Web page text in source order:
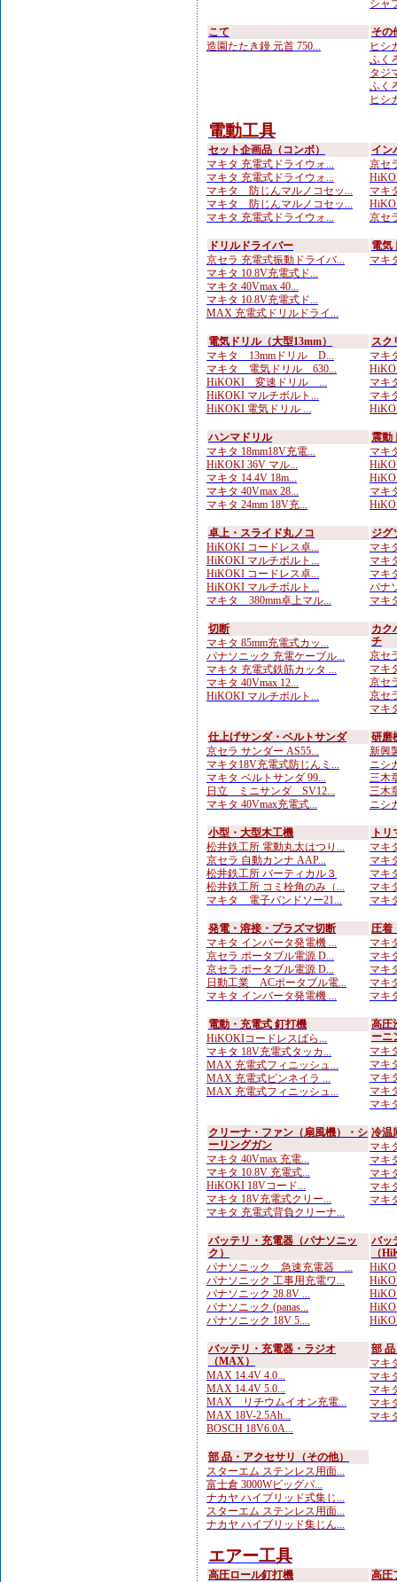
シャ
こて
造園たたき鏝 元首 750...
その
ヒシ
ふく
タジ
ふく
ヒシ
電動工具
セット企画品（コンボ）
マキタ 充電式ドライウォ...
マキタ 充電式ドライウォ...
マキタ 防じんマルノコセッ...
マキタ 防じんマルノコセッ...
マキタ 充電式ドライウォ...
イン
京セ
マキ
京セ
ドリルドライバー
京セラ 充電式振動ドライバ...
マキタ 10.8V充電式ド...
マキタ 40Vmax 40...
マキタ 10.8V充電式ド...
MAX 充電式ドリルドライ...
電気
マキ
電気ドリル（大型13mm）
マキタ 13mmドリル D...
マキタ 電気ドリル 630...
HiKOKI 変速ドリル ...
HiKOKI マルチボルト...
HiKOKI 電気ドリル ...
スク
マキ
マキ
マキ
ハンマドリル
マキタ 18mm18V充電...
HiKOKI 36V マル...
マキタ 14.4V 18m...
マキタ 40Vmax 28...
マキタ 24mm 18V充...
震動
マキ
マキ
卓上・スライド丸ノコ
HiKOKI コードレス卓...
HiKOKI マルチボルト...
HiKOKI コードレス卓...
HiKOKI マルチボルト...
マキタ 380mm卓上マル...
ジグ
マキ
マキ
マキ
パナ
マキ
切断
マキタ 85mm充電式カッ...
パナソニック 充電ケーブル...
マキタ 充電式鉄筋カッタ ...
マキタ 40Vmax 12...
HiKOKI マルチボルト...
カク
チ
京セ
マキ
京セ
京セ
マキ
仕上げサンダ・ベルトサンダ
京セラ サンダー AS55...
マキタ18V充電式防じんミ...
マキタ ベルトサンダ 99...
日立 ミニサンダ SV12...
マキタ 40Vmax充電式...
研磨
新興
ニシ
三木
三木
ニシ
小型・大型木工機
松井鉄工所 電動丸太はつり...
京セラ 自動カンナ AAP...
松井鉄工所 バーティカル３
松井鉄工所 コミ栓角のみ（...
マキタ 電子バンドソー21...
ト
マキ
マキ
マキ
マキ
マキ
発電・溶接・プラズマ切断
マキタ インバータ発電機 ...
京セラ ポータブル電源 D...
京セラ ポータブル電源 D...
日動工業 ACポータブル電...
マキタ インバータ発電機 ...
圧着
マキ
マキ
マキ
マキ
マキ
電動・充電式 釘打機
HiKOKIコードレスばら...
マキタ 18V充電式タッカ...
MAX 充電式フィニッシュ...
MAX 充電式ピンネイラ ...
MAX 充電式フィニッシュ...
高圧
ーニ
マキ
マキ
マキ
マキ
マキ
クリーナ・ファン（扇風機）・シ
ーリングガン
マキタ 40Vmax 充電...
マキタ 10.8V 充電式...
HiKOKI 18Vコード...
マキタ 18V充電式クリー...
マキタ 充電式背負クリーナ...
冷温
マキ
マキ
マキ
マキ
マキ
バッテリ・充電器（パナソニッ
ク）
パナソニック 急速充電器 ...
パナソニック 工事用充電ワ...
パナソニック 28.8V ...
パナソニック (panas...
パナソニック 18V 5....
バッ
（
バッテリ・充電器・ラジオ
（MAX）
MAX 14.4V 4.0...
MAX 14.4V 5.0...
MAX リチウムイオン充電...
MAX 18V-2.5Ah...
BOSCH 18V6.0A...
部
マキ
マキ
マキ
マキ
マキ
部 品・アクセサリ（その他）
スターエム ステンレス用面...
富士倉 3000Wビッグパ...
ナカヤ ハイブリッド式集じ...
スターエム ステンレス用面...
ナカヤ ハイブリッド集じん...
エアー工具
高圧ロール釘打機
高圧